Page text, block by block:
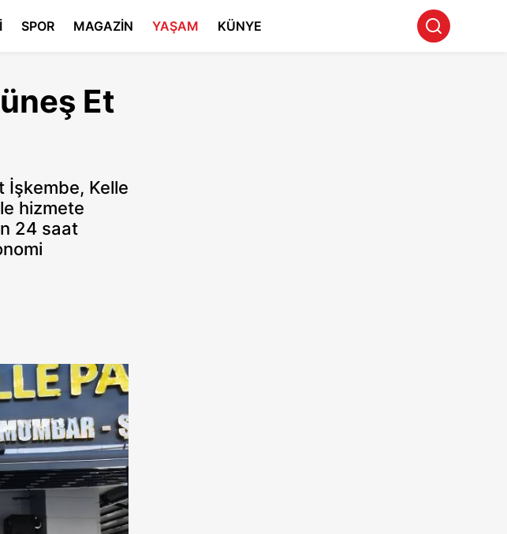
SPOR MAGAZİN YAŞAM KÜNYE
Et
İşkembe, Kelle
hizmete
24 saat